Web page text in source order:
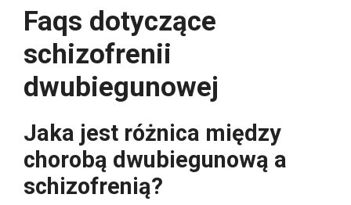
Faqs dotyczące
schizofrenii
dwubiegunowej
Jaka jest różnica między
chorobą dwubiegunową a
schizofrenią?